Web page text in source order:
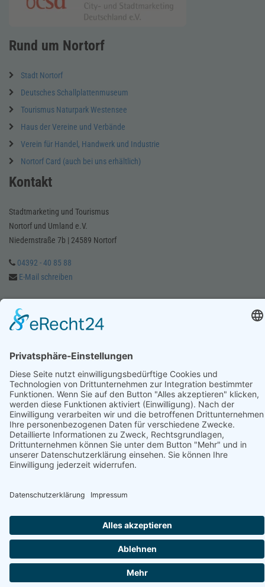
Rund um Nortorf
Stadt Nortorf
Deutsches Schallplattenmuseum
Tourismus Naturpark Westensee
Haus der Vereine und Verbände
Verein für Handel, Handwerk und Industrie
Nortorf Card (auch bei uns erhältlich)
Kontakt
Stadtmarketing und Tourismus
Nortorf und Umland e.V.
Niedernstraße 7b | 24589 Nortorf
04392 - 40 85 88
E-Mail schreiben
Notdienstapotheke und Apotheke finden
Suchen
Ein Service von:
Datenschutzhinweis